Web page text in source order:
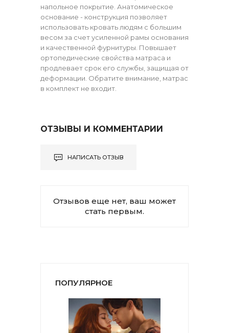
напольное покрытие. Анатомическое
основание - конструкция позволяет
использовать кровать людям с большим
весом за счет усиленной рамы основания
и качественной фурнитуры. Повышает
ортопедические свойства матраса и
продлевает срок его службы, защищая от
деформации. Обратите внимание, матрас
в комплект не входит.
ОТЗЫВЫ И КОММЕНТАРИИ
НАПИСАТЬ ОТЗЫВ
Отзывов еще нет, ваш может
стать первым.
ПОПУЛЯРНОЕ